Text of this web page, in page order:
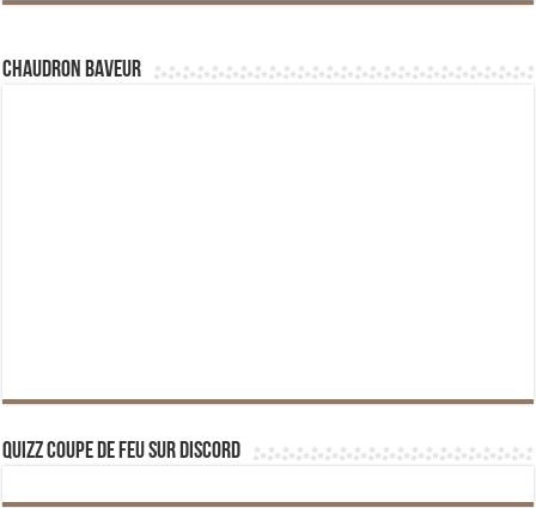
Chaudron Baveur
Quizz Coupe de Feu sur Discord